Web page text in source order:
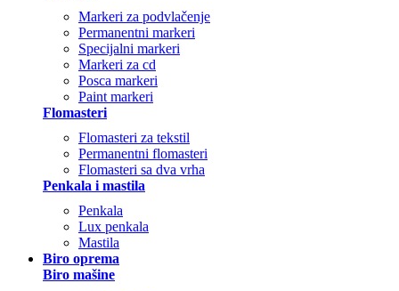
Markeri za podvlačenje
Permanentni markeri
Specijalni markeri
Markeri za cd
Posca markeri
Paint markeri
Flomasteri
Flomasteri za tekstil
Permanentni flomasteri
Flomasteri sa dva vrha
Penkala i mastila
Penkala
Lux penkala
Mastila
Biro oprema
Biro mašine